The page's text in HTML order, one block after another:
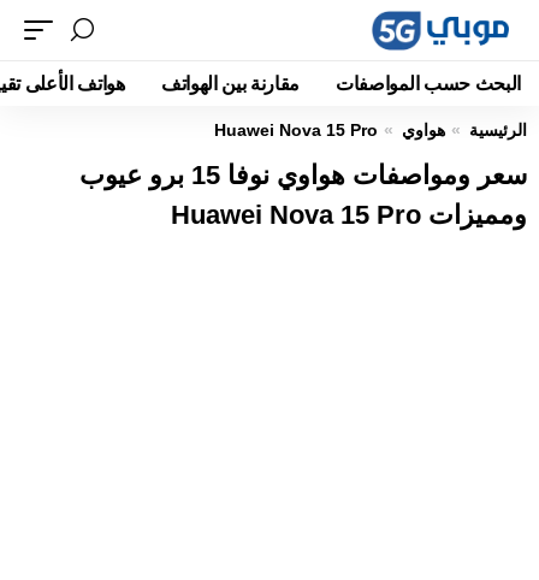
البحث حسب المواصفات مقارنة بين الهواتف هواتف الأعلى
الرئيسية هواوي Huawei Nova 15 Pro
سعر ومواصفات هواوي نوفا 15 برو عيوب
ومميزات Huawei Nova 15 Pro